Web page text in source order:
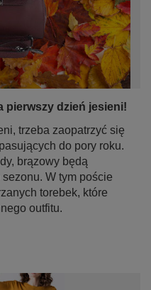
pierwszy dzień jesieni!
trzeba zaopatrzyć się
do pory roku.
brązowy będą
W tym poście
torebek, które
outfitu.